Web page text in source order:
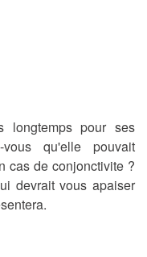
longtemps pour ses
qu'elle pouvait
cas de conjonctivite ?
devrait vous apaiser